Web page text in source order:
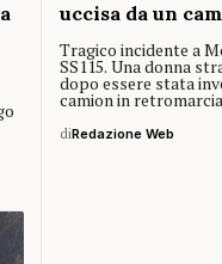
uccisa da un
Tragico incidente a
SS115. Una donna
dopo essere stata
camion in retromarcia
diRedazione Web